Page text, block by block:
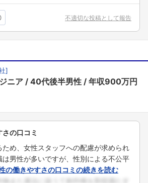
不適切な投稿として報告
]
ニア 40代後半男性
年収900万円
の口コミ
め、女性スタッフへの配慮が求められ
は男性が多いですが、性別による不公平
の働きやすさの口コミの続きを読む